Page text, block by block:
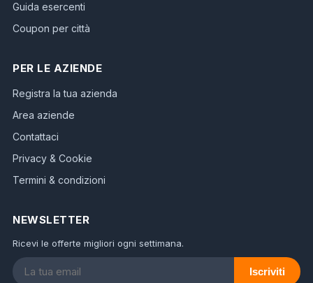
Guida esercenti
Coupon per città
PER LE AZIENDE
Registra la tua azienda
Area aziende
Contattaci
Privacy & Cookie
Termini & condizioni
NEWSLETTER
Ricevi le offerte migliori ogni settimana.
Iscriviti